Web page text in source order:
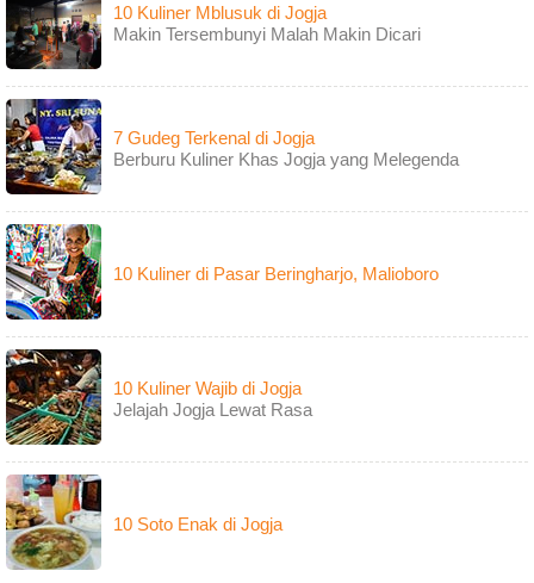
10 Kuliner Mblusuk di Jogja
Makin Tersembunyi Malah Makin Dicari
7 Gudeg Terkenal di Jogja
Berburu Kuliner Khas Jogja yang Melegenda
10 Kuliner di Pasar Beringharjo, Malioboro
10 Kuliner Wajib di Jogja
Jelajah Jogja Lewat Rasa
10 Soto Enak di Jogja